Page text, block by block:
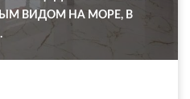
ВИДОМ НА МОРЕ, В